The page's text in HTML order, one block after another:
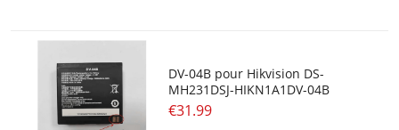
DV-04B pour Hikvision DS-
MH231DSJ-HIKN1A1DV-04B
€31.99